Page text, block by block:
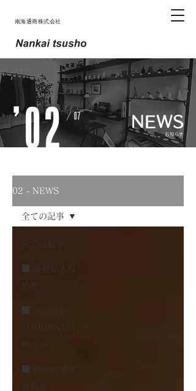
南海通商株式会社
お知らせ
NEWS
02 - NEWS
全ての記事
■ 新商品入荷
情報
■ 南海通信
「JOURNAL」
@note
■ 商品店舗販
売情報
全ての記事